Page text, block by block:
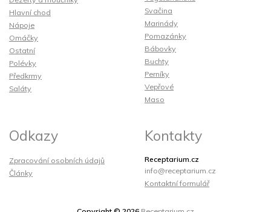
Hlavní chod
Nápoje
Omáčky
Ostatní
Polévky
Předkrmy
Saláty
Svačina
Marinády
Pomazánky
Bábovky
Buchty
Perníky
Vepřové
Maso
Odkazy
Zpracování osobních údajů
Články
Kontakty
Receptarium.cz
info@receptarium.cz
Kontaktní formulář